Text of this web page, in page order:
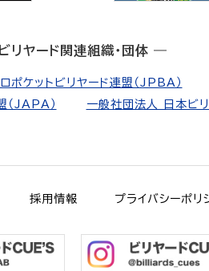
リヤード関連組織・団体 ―
ポケットビリヤード連盟（JPBA）
（JAPA）
一般社団法人 日本ビリ
採用情報 プライバシーポリ